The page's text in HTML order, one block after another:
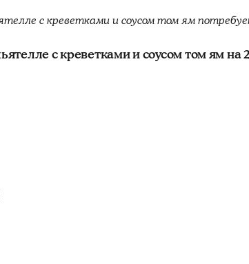
с креветками и соусом том ям
с креветками и соусом том ям на